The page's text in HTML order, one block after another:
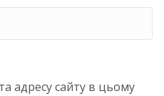
адресу сайту в цьому